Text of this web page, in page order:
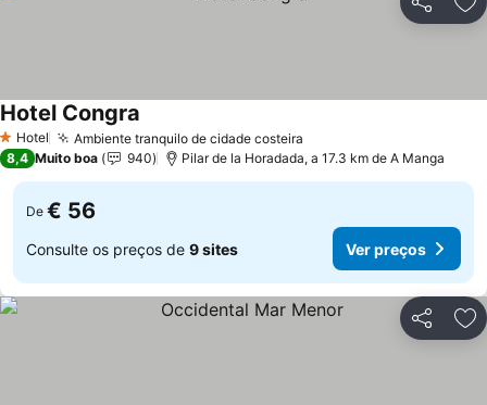
Partilhar
1 Estrelas
Hotel Ambiente tranquilo de cidade costeira
Hotel Congra
8,4 Muito boa 940 Pilar de la Horadada, a 17.3 km de A Manga
De € 56
Consulte os preços de 9 sites Ver preços
Partilhar